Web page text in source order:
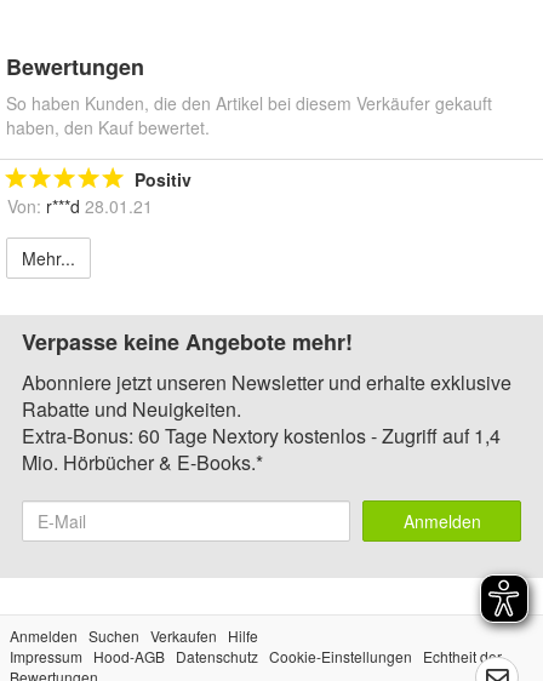
Bewertungen
So haben Kunden, die den Artikel bei diesem Verkäufer gekauft
haben, den Kauf bewertet.
Positiv
Von: r***d 28.01.21
Mehr...
Verpasse keine Angebote mehr!
Abonniere jetzt unseren Newsletter und erhalte exklusive
Rabatte und Neuigkeiten.
Extra-Bonus: 60 Tage Nextory kostenlos - Zugriff auf 1,4
Mio. Hörbücher & E-Books.*
Anmelden
Anmelden Suchen Verkaufen
Hilfe
Impressum
Hood-AGB Datenschutz Cookie-Einstellungen
Echtheit der